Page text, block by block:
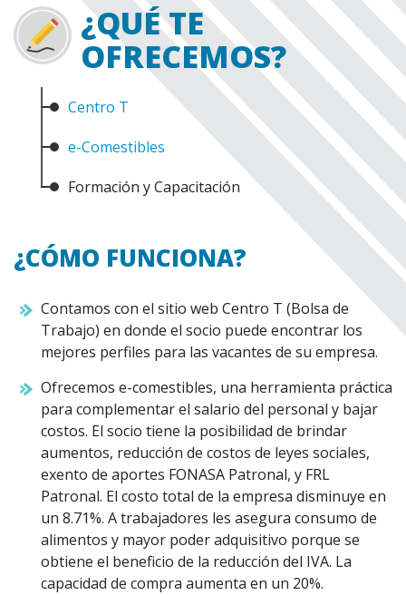
¿QUÉ TE
OFRECEMOS?
Centro T
e-Comestibles
Formación y Capacitación
¿CÓMO FUNCIONA?
Contamos con el sitio web Centro T (Bolsa de
Trabajo) en donde el socio puede encontrar los
mejores perfiles para las vacantes de su empresa.
Ofrecemos e-comestibles, una herramienta práctica
para complementar el salario del personal y bajar
costos. El socio tiene la posibilidad de brindar
aumentos, reducción de costos de leyes sociales,
exento de aportes FONASA Patronal, y FRL
Patronal. El costo total de la empresa disminuye en
un 8.71%. A trabajadores les asegura consumo de
alimentos y mayor poder adquisitivo porque se
obtiene el beneficio de la reducción del IVA. La
capacidad de compra aumenta en un 20%.